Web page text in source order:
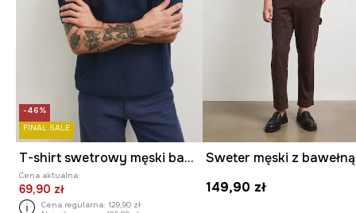
-46%
FINAL SALE
T-shirt swetrowy męski bawełniany
Cena aktualna:
69,90 zł
Cena regularna: 129,90 zł
Sweter męski z bawełną
149,90 zł